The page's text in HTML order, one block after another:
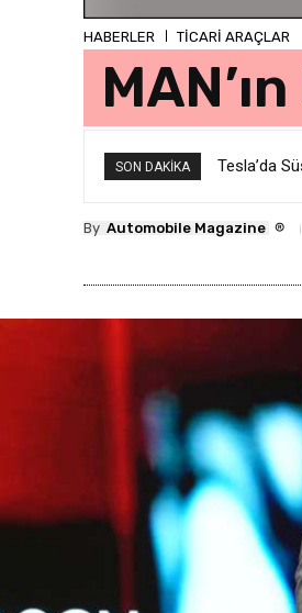
HABERLER TİCARİ ARAÇLAR
SON DAKIKA Tesla’da
By Automobile Magazine ®